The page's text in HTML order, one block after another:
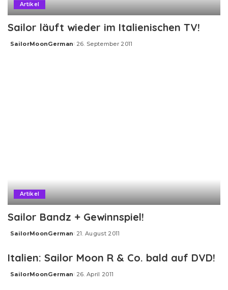
Artikel
Sailor läuft wieder im Italienischen TV!
Posted
SailorMoonGerman 26. September 2011
Artikel
Sailor Bandz + Gewinnspiel!
Posted
SailorMoonGerman 21. August 2011
Italien: Sailor Moon R & Co. bald auf DVD!
Posted
SailorMoonGerman 26. April 2011